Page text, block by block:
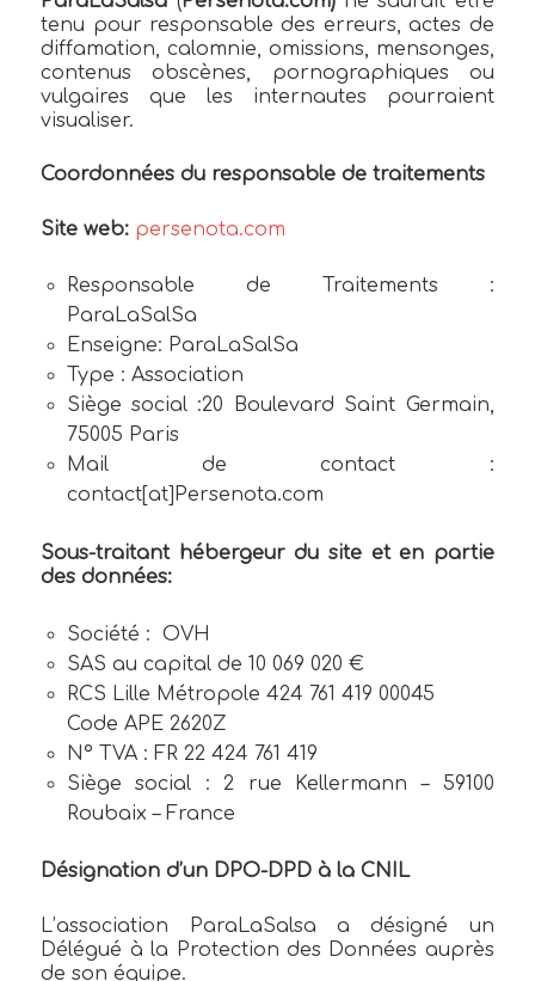
tenu pour responsable des erreurs, actes de
diffamation, calomnie, omissions, mensonges,
contenus obscènes, pornographiques ou
vulgaires que les internautes pourraient
visualiser.
Coordonnées du responsable de traitements
Site web: persenota.com
Responsable de Traitements :
ParaLaSalSa
Enseigne: ParaLaSalSa
Type : Association
Siège social :20 Boulevard Saint Germain,
75005 Paris
Mail de contact :
contact[at]Persenota.com
Sous-traitant hébergeur du site et en partie
des données:
Société : OVH
SAS au capital de 10 069 020 €
RCS Lille Métropole 424 761 419 00045
Code APE 2620Z
N° TVA : FR 22 424 761 419
Siège social : 2 rue Kellermann – 59100
Roubaix – France
Désignation d’un DPO-DPD à la CNIL
L’association ParaLaSalsa a désigné un
Délégué à la Protection des Données auprès
de son équipe.